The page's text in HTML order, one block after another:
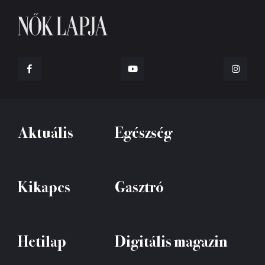
Aktuális Egészség
Kikapcs Gasztró
Hetilap Digitális magazin